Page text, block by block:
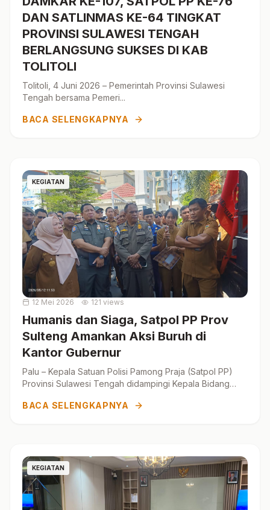
DAN SATLINMAS KE-64 TINGKAT
PROVINSI SULAWESI TENGAH
BERLANGSUNG SUKSES DI KAB
TOLITOLI
Tolitoli, 4 Juni 2026 – Pemerintah Provinsi Sulawesi
Tengah bersama Pemeri...
BACA SELENGKAPNYA
KEGIATAN
12 Mei 2026 121 views
Humanis dan Siaga, Satpol PP Prov
Sulteng Amankan Aksi Buruh di
Kantor Gubernur
Palu – Kepala Satuan Polisi Pamong Praja (Satpol PP)
Provinsi Sulawesi Tengah didampingi Kepala Bidang
BACA SELENGKAPNYA
KEGIATAN